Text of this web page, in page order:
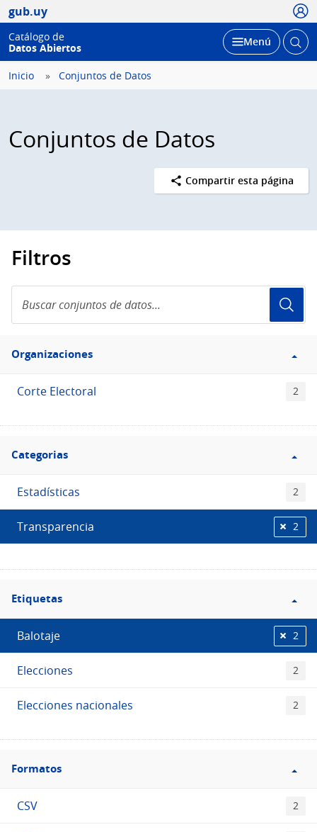
gub.uy
Catálogo de
Datos Abiertos
Desplegar
Menú Abrir
Inicio Conjuntos de Datos
Conjuntos de Datos
Compartir esta página
Filtros
conjuntos
de
Filtro
Organizaciones
Organizaciones
Corte Electoral 2
Filtro
Categorias
Categorias
Estadísticas 2
Transparencia 2
Filtro
Etiquetas
Etiquetas
Balotaje 2
Elecciones 2
Elecciones nacionales 2
Filtro
Formatos
Formatos
CSV 2